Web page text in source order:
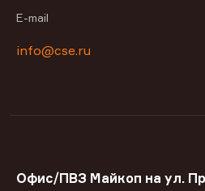
E-mail
info@cse.ru
Офис/ПВЗ Майкоп на ул.